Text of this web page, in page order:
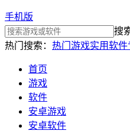
手机版
搜
热门搜索： 热门游戏实用软件
首页
游戏
软件
安卓游戏
安卓软件